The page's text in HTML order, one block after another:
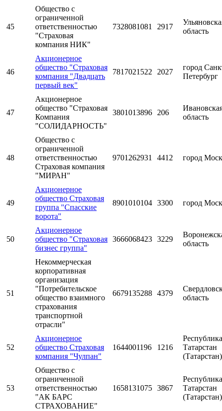
45
Общество с
ограниченной
ответственностью
"Страховая
компания НИК"
7328081081 2917
область
46
Акционерное
общество "Страховая
компания "Двадцать
первый век"
7817021522 2027
город
Петербург
47
Акционерное
общество "Страховая
Компания
"СОЛИДАРНОСТЬ"
3801013896 206
область
48
Общество с
ограниченной
ответственностью
Страховая компания
"МИРАН"
9701262931 4412 город
49
Акционерное
общество Страховая
группа "Спасские
ворота"
8901010104 3300 город
50
Акционерное
общество "Страховая
бизнес группа"
3666068423 3229
область
51
Некоммерческая
корпоративная
организация
"Потребительское
общество взаимного
страхования
транспортной
отрасли"
6679135288 4379
область
52
Акционерное
общество Страховая
компания "Чулпан"
1644001196 1216
Республика
Татарстан
(Татарстан)
53
Общество с
ограниченной
ответственностью
"АК БАРС
СТРАХОВАНИЕ"
1658131075 3867
Республика
Татарстан
(Татарстан)